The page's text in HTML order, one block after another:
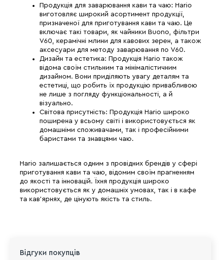
Продукція для заварювання кави та чаю: Hario
виготовляє широкий асортимент продукції,
призначеної для приготування кави та чаю. Це
включає такі товари, як чайники Buono, фільтри
V60, керамічні млини для кавових зерен, а також
аксесуари для методу заварювання по V60.
Дизайн та естетика: Продукція Hario також
відома своїм стильним та мінімалістичним
дизайном. Вони приділяють увагу деталям та
естетиці, що робить їх продукцію привабливою
не лише з погляду функціональності, а й
візуально.
Світова присутність: Продукція Hario широко
поширена у всьому світі і використовується як
домашніми споживачами, так і професійними
баристами та знавцями чаю.
Hario залишається одним з провідних брендів у сфері
приготування кави та чаю, відомим своїм прагненням
до якості та інновацій. Їхня продукція широко
використовується як у домашніх умовах, так і в кафе
та кав'ярнях, де цінують якість та стиль.
Відгуки покупців